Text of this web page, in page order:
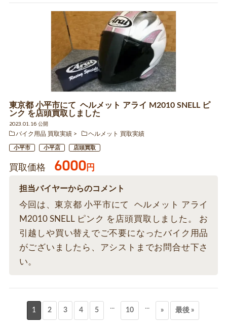
東京都 小平市にて ヘルメット アライ M2010 SNELL ピ
ンク を店頭買取しました
2023.01.16 公開
バイク用品 買取実績
ヘルメット 買取実績
小平市 小平店 店頭買取
買取価格 6000円
担当バイヤーからのコメント
今回は、東京都 小平市にて ヘルメット アライ
M2010 SNELL ピンク を店頭買取しました。 お
引越しや買い替えでご不要になったバイク用品
がございましたら、アシストまでお問合せ下さ
い。
1 2 3 4 5 ... 10 ... » 最後 »